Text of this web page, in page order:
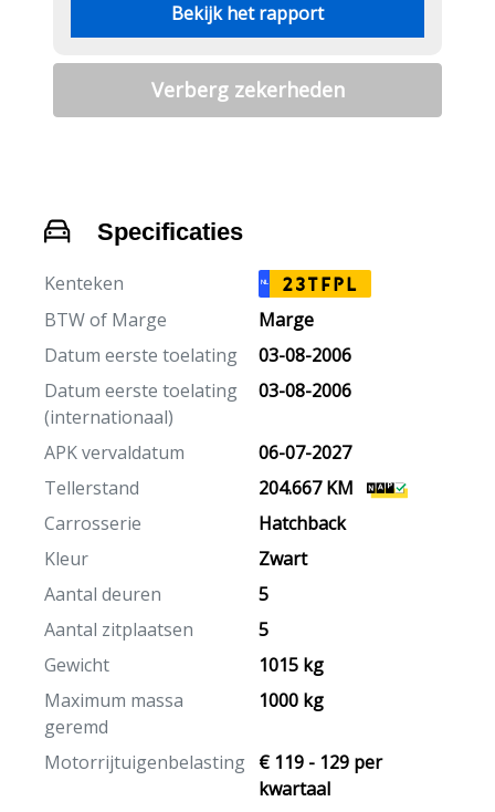
Bekijk het rapport
Verberg zekerheden
Specificaties
Kenteken NL 23TFPL
BTW of Marge
Marge
Datum eerste toelating
03-08-2006
Datum eerste toelating
(internationaal)
03-08-2006
APK vervaldatum
06-07-2027
Tellerstand
204.667 KM
Carrosserie
Hatchback
Kleur
Zwart
Aantal deuren
5
Aantal zitplaatsen
5
Gewicht
1015 kg
Maximum massa
geremd
1000 kg
Motorrijtuigenbelasting € 119 - 129 per
kwartaal